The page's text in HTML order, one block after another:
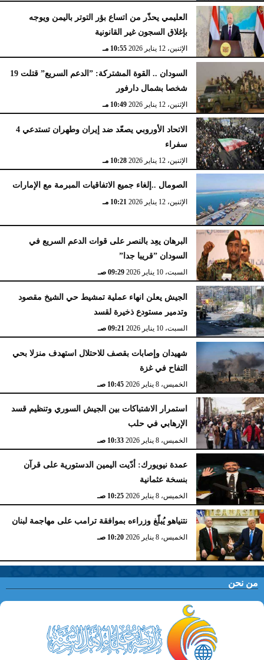
العليمي يحذّر من اتساع بؤر التوتر باليمن ويوجه
بإغلاق السجون غير القانونية
الإثنين، 12 يناير 2026 10:55 مـ
السودان .. القوة المشتركة: ”الدعم السريع” قتلت 19
شخصا بشمال دارفور
الإثنين، 12 يناير 2026 10:49 مـ
الاتحاد الأوروبي يصعّد ضد إيران وطهران تستدعي 4
سفراء
الإثنين، 12 يناير 2026 10:28 مـ
الصومال ..إلغاء جميع الاتفاقيات المبرمة مع الإمارات
الإثنين، 12 يناير 2026 10:21 مـ
البرهان يعِد بالنصر على قوات الدعم السريع في
السودان ”قريبا جدا”
السبت، 10 يناير 2026 09:29 صـ
الجيش يعلن انهاء عملية تمشيط حي الشيخ مقصود
وتدمير مستودع ذخيرة لقسد
السبت، 10 يناير 2026 09:21 صـ
شهيدان وإصابات بقصف للاحتلال استهدف منزلا بحي
التفاح في غزة
الخميس، 8 يناير 2026 10:45 صـ
استمرار الاشتباكات بين الجيش السوري وتنظيم قسد
الإرهابي في حلب
الخميس، 8 يناير 2026 10:33 صـ
عمدة نيويورك: أدّيت اليمين الدستورية على قرآن
بنسخة عثمانية
الخميس، 8 يناير 2026 10:25 صـ
نتنياهو يُبلّغ وزراءه بموافقة ترامب على مهاجمة لبنان
الخميس، 8 يناير 2026 10:20 صـ
من نحن